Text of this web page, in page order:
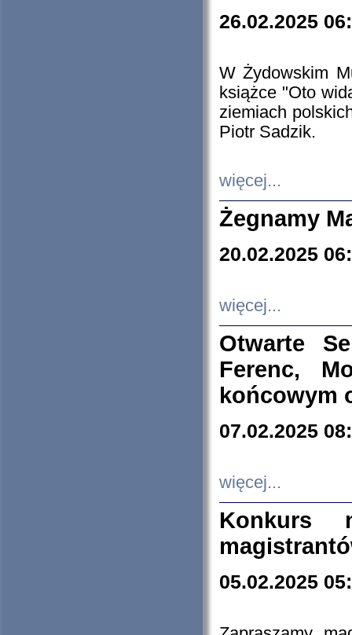
26.02.2025
W Żydowskim
książce "Oto
ziemiach
Piotr Sadzik.
więcej...
Żegnamy
20.02.2025
więcej...
Otwarte
Ferenc,
końcowym
07.02.2025
więcej...
Konkurs
05.02.2025